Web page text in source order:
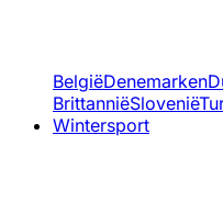
BelgiëDenemarken
BrittanniëSlovenië
Wintersport